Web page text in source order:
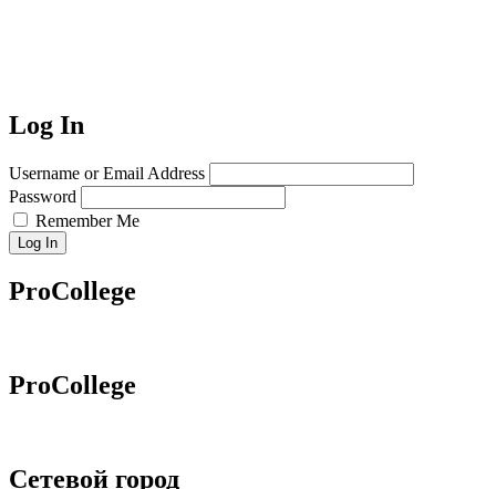
Log In
Username or Email Address
Password
Remember Me
Log In
ProCollege
ProCollege
Сетевой город